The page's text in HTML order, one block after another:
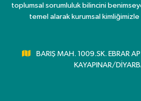
toplumsal sorumluluk bilincini
temel alarak kurumsal
BARIŞ MAH. 1009.SK. EBRAR
KAYAPINAR/